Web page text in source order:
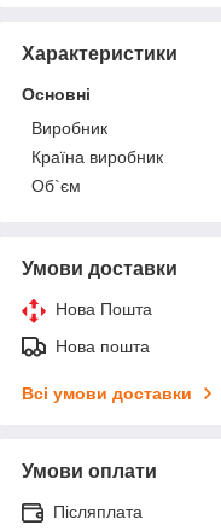
Характеристики
Основні
Виробник
Країна виробник
Об`єм
Умови доставки
Нова Пошта
Нова пошта
Всі умови доставки
Умови оплати
Післяплата